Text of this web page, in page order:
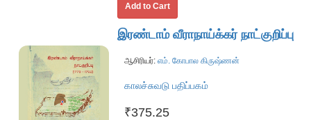
Add to Cart
இரண்டாம் வீராநாய்க்கர் நாட்குறிப்பு
ஆசிரியர்: எம். கோபால கிருஷ்ணன்
காலச்சுவடு பதிப்பகம்
₹375.25